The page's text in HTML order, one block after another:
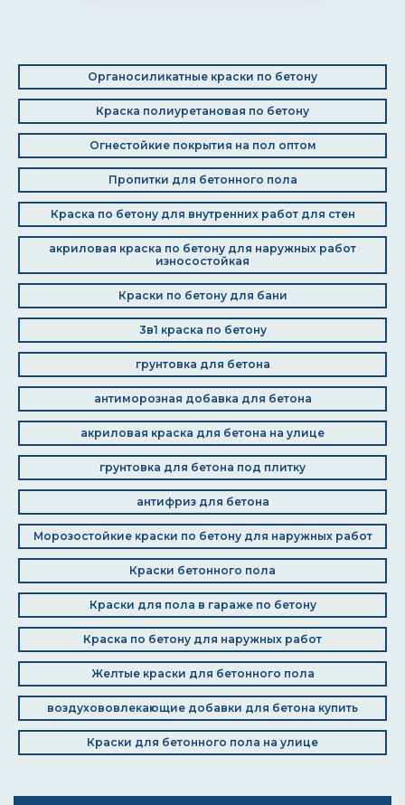
Органосиликатные краски по бетону
Краска полиуретановая по бетону
Огнестойкие покрытия на пол оптом
Пропитки для бетонного пола
Краска по бетону для внутренних работ для стен
акриловая краска по бетону для наружных работ
износостойкая
Краски по бетону для бани
3в1 краска по бетону
грунтовка для бетона
антиморозная добавка для бетона
акриловая краска для бетона на улице
грунтовка для бетона под плитку
антифриз для бетона
Морозостойкие краски по бетону для наружных работ
Краски бетонного пола
Краски для пола в гараже по бетону
Краска по бетону для наружных работ
Желтые краски для бетонного пола
воздухововлекающие добавки для бетона купить
Краски для бетонного пола на улице